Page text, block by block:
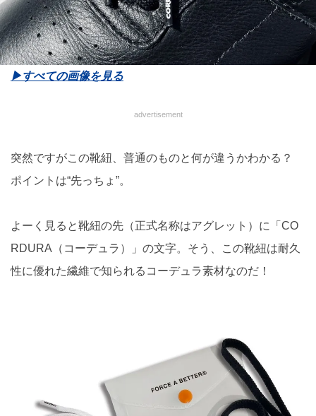
▶︎すべての画像を見る
advertisement
突然ですがこの靴紐、普通のものと何が違うかわかる？
ポイントは“先っちょ”。
よーく見ると靴紐の先（正式名称はアグレット）に「CO
RDURA（コーデュラ）」の文字。そう、この靴紐は耐久
性に優れた繊維で知られるコーデュラ素材なのだ！